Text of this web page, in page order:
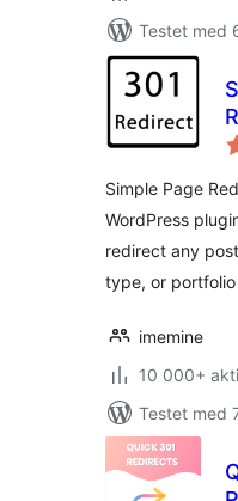
Testet med
Simple Page
WordPress
redirect any
type, or
imemine
10 000+
Testet med